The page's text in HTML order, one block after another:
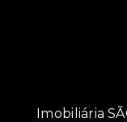
Imobiliária